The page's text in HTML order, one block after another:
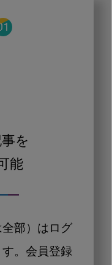
を
能
部）はログ
。会員登録